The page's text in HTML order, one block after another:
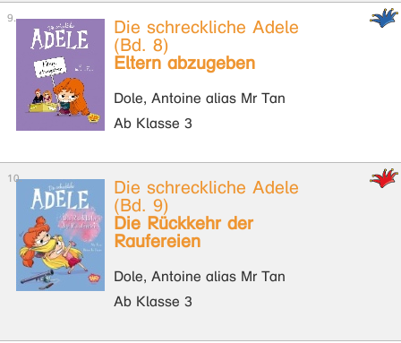
Die schreckliche Adele
(Bd. 8)
Eltern abzugeben
Dole, Antoine alias Mr Tan
Ab Klasse 3
Die schreckliche Adele
(Bd. 9)
Die Rückkehr der
Raufereien
Dole, Antoine alias Mr Tan
Ab Klasse 3